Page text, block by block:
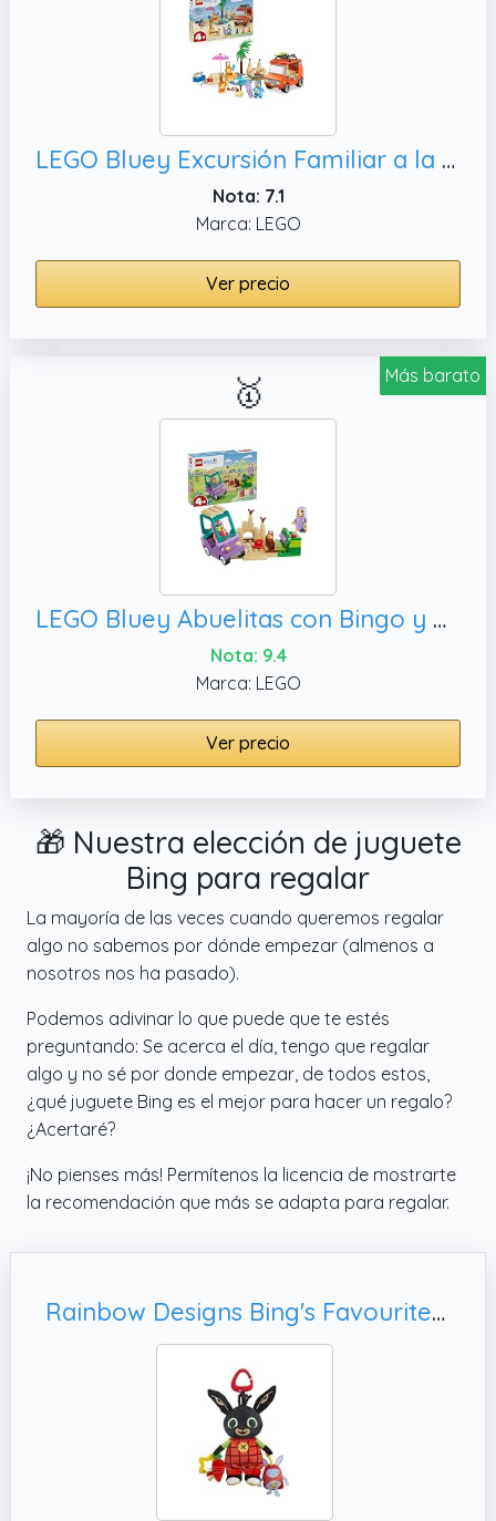
LEGO Bluey Excursión Familiar a la Playa de Bluey - 3 Minifiguras Inc. Bingo y Chilli - 2 Tablas de Surf, Castillo de Arena y Coche Construíble de Juguete - Regalo para Niñas y Niños de 4+ Años 11202
Nota: 7.1
Marca: LEGO
Ver precio
Más barato
🥇
LEGO Bluey Abuelitas con Bingo y Bluey – Juego Educativo con Coche, 2 Minifiguras y Jardín – Juguete Montessori – Regalo de Cumpleaños para Niñas y Niños de 4+ Años – 11216
Nota: 9.4
Marca: LEGO
Ver precio
🎁 Nuestra elección de juguete
Bing para regalar
La mayoría de las veces cuando queremos regalar
algo no sabemos por dónde empezar (almenos a
nosotros nos ha pasado).
Podemos adivinar lo que puede que te estés
preguntando: Se acerca el día, tengo que regalar
algo y no sé por donde empezar, de todos estos,
¿qué juguete Bing es el mejor para hacer un regalo?
¿Acertaré?
¡No pienses más! Permítenos la licencia de mostrarte
la recomendación que más se adapta para regalar.
Rainbow Designs Bing's Favourite Things - Juguete de actividad sensorial suave para bebés con telas arrugadas, texturas de dentición y clip para bebés y niños pequeños